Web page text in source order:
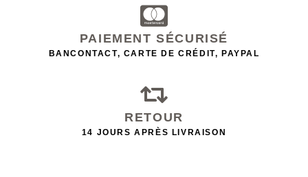
PAIEMENT SÉCURISÉ
BANCONTACT, CARTE DE CRÉDIT, PAYPAL
RETOUR
14 JOURS APRÈS LIVRAISON